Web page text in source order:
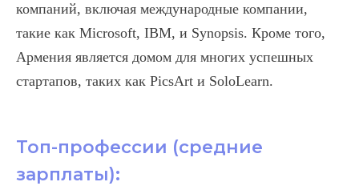
компаний, включая международные компании,
такие как Microsoft, IBM, и Synopsis. Кроме того,
Армения является домом для многих успешных
стартапов, таких как PicsArt и SoloLearn.
Топ-профессии (средние
зарплаты):